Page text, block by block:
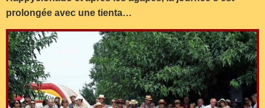
prolongée avec une tienta…